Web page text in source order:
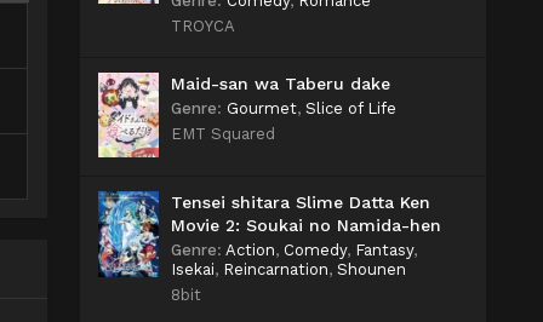
TROYCA
Maid-san wa Taberu dake
Genre: Gourmet, Slice of Life
EMT Squared
Tensei shitara Slime Datta Ken
Movie 2: Soukai no Namida-hen
Genre: Action, Comedy, Fantasy,
Isekai, Reincarnation, Shounen
8bit